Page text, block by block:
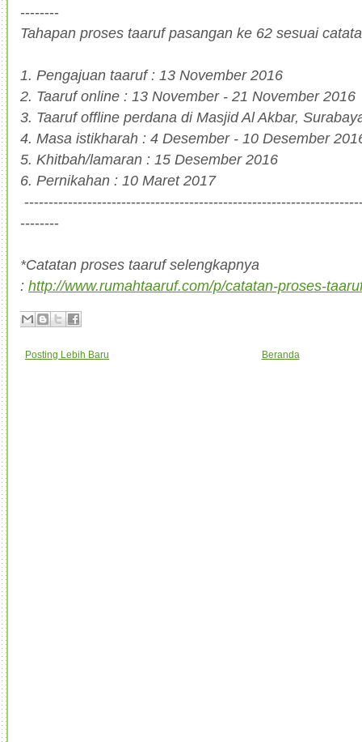
--------
Tahapan proses taaruf pasangan ke 62 sesuai
1. Pengajuan taaruf : 13 November 2016
2. Taaruf online : 13 November - 21 November 2016
3. Taaruf offline perdana di Masjid Al Akbar,
4. Masa istikharah : 4 Desember - 10 Desember
5. Khitbah/lamaran : 15 Desember 2016
6. Pernikahan : 10 Maret 2017
--------
*Catatan proses taaruf selengkapnya
: http://www.rumahtaaruf.com/p/catatan-proses-
Posting Lebih Baru Beranda